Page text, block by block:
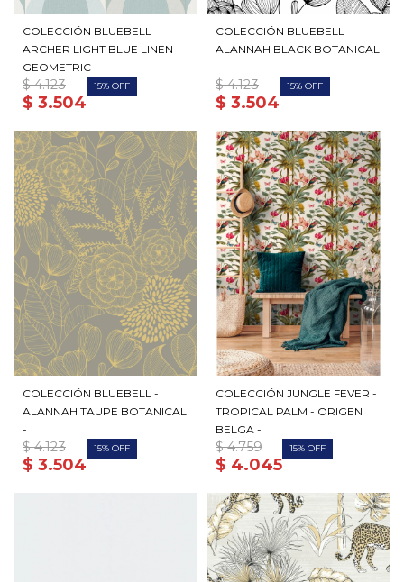
COLECCIÓN BLUEBELL -
ARCHER LIGHT BLUE LINEN
GEOMETRIC -
$ 3.504
$ 4.123 15
COLECCIÓN BLUEBELL -
ALANNAH BLACK BOTANICAL
-
$ 3.504
$ 4.123 15
COLECCIÓN BLUEBELL -
ALANNAH TAUPE BOTANICAL
-
$ 3.504
$ 4.123 15
COLECCIÓN JUNGLE FEVER -
TROPICAL PALM - ORIGEN
BELGA -
$ 4.045
$ 4.759 15